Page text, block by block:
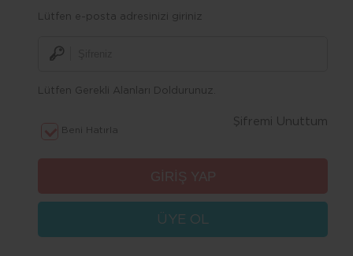
Lütfen e-posta adresinizi giriniz
Lütfen Gerekli Alanları Doldurunuz.
Beni Hatırla
Şifremi Unuttum
ÜYE OL